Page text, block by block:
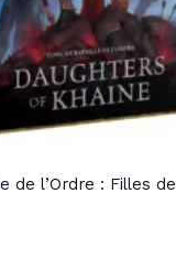
de l’Ordre : Filles